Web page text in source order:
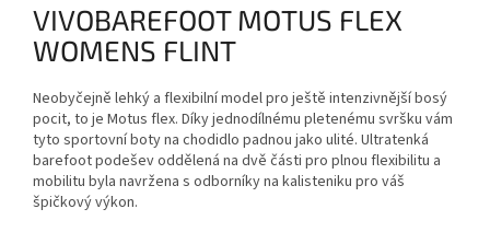
VIVOBAREFOOT MOTUS FLEX
WOMENS FLINT
Neobyčejně lehký a flexibilní model pro ještě intenzivnější bosý
pocit, to je Motus flex. Díky jednodílnému pletenému svršku vám
tyto sportovní boty na chodidlo padnou jako ulité. Ultratenká
barefoot podešev oddělená na dvě části pro plnou flexibilitu a
mobilitu byla navržena s odborníky na kalisteniku pro váš
špičkový výkon.